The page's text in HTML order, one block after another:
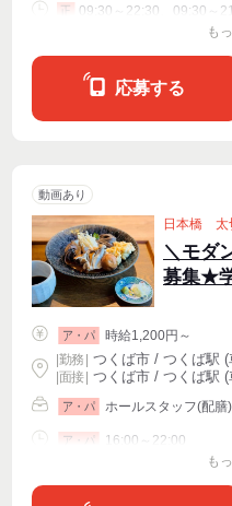
正 09:30～22:30、09:30～
も
応募する
動画あり
日本橋 太
＼モダ
募集★
ア・パ
時給1,200円～
|勤務 つくば市 / つくば駅 (
| 面接 | つくば市 / つくば駅 (
ア・パ ホールスタッフ(配膳)
ア・パ 16:00～22:00
も